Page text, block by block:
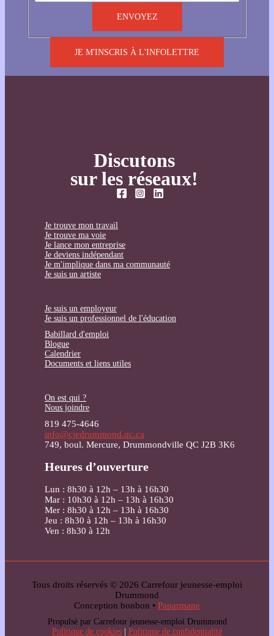
JE M'INSCRIS À L'INFOLETTRE
Discutons
sur les réseaux!
Je trouve mon travail
Je trouve ma voie
Je lance mon entreprise
Je deviens indépendant
Je m'implique dans ma communauté
Je suis un artiste
Je suis un employeur
Je suis un professionnel de l'éducation
Babillard d'emploi
Blogue
Calendrier
Documents et liens utiles
On est qui ?
Nous joindre
819 475-4646
info@cjedrummond.qc.ca
749, boul. Mercure, Drummondville QC J2B 3K6
Heures d’ouverture
Lun : 8h30 à 12h – 13h à 16h30
Mar : 10h30 à 12h – 13h à 16h30
Mer : 8h30 à 12h – 13h à 16h30
Jeu : 8h30 à 12h – 13h à 16h30
Ven : 8h30 à 12h
Tous droits réservés © 2026 Carrefour jeunesse-emploi
Drummond
Conception bonbon • Paparmane
Propulsé par Carrefour jeunesse-emploi Drummond
Politique de cookies
Politique de confidentialité